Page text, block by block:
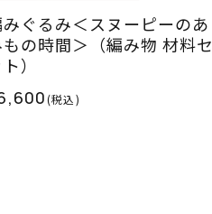
ぐるみ＜スヌーピーのあ
もの時間＞（編み物 材料セ
）
(税込)